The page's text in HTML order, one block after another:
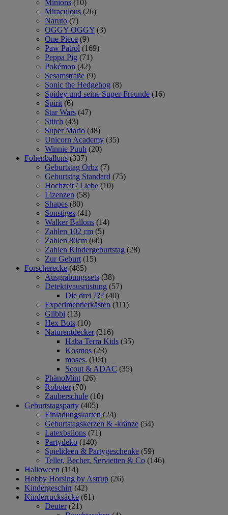
Minions (10)
Miraculous (26)
Naruto (7)
OGGY OGGY (3)
One Piece (9)
Paw Patrol (169)
Peppa Pig (71)
Pokémon (42)
Sesamstraße (9)
Sonic the Hedgehog (8)
Spidey und seine Super-Freunde (16)
Spirit (6)
Star Wars (47)
Stitch (43)
Super Mario (48)
Unicorn Academy (35)
Winnie Puuh (20)
Folienballons (337)
Geburtstag Orbz (7)
Geburtstag Standard (75)
Hochzeit / Liebe (10)
Lizenzen (58)
Shapes (80)
Sonstiges (41)
Walker Ballons (14)
Zahlen 102 cm (5)
Zahlen 80cm (60)
Zahlen Kindergeburtstag (28)
Zur Geburt (15)
Forscherecke (485)
Ausgrabungssets (38)
Detektivausrüstung (57)
Die drei ??? (40)
Experimentierkästen (111)
Glibbi (13)
Hex Bots (10)
Naturentdecker (216)
Haba Terra Kids (35)
Kosmos (23)
moses. (104)
Scout & ADAC (35)
PhänoMint (26)
Roboter (70)
Zauberschule (10)
Geburtstagsparty (405)
Einladungskarten (24)
Geburtstagskerzen & -kränze (54)
Latexballons (71)
Partydeko (140)
Spielideen & Partygeschenke (59)
Teller, Becher, Servietten & Co (146)
Halloween (114)
Hobby Horsing by Astrup (26)
Kindergeschirr (42)
Kinderrucksäcke (61)
Deuter (21)